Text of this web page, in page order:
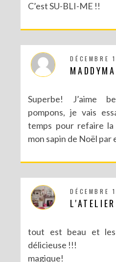
C’est SU-BLI-ME !!
DÉCEMBRE
Superbe! J’aime
pompons, je vais
temps pour refaire la
mon sapin de Noël
DÉCEMBRE
tout est beau et
délicieuse !!!
magique!